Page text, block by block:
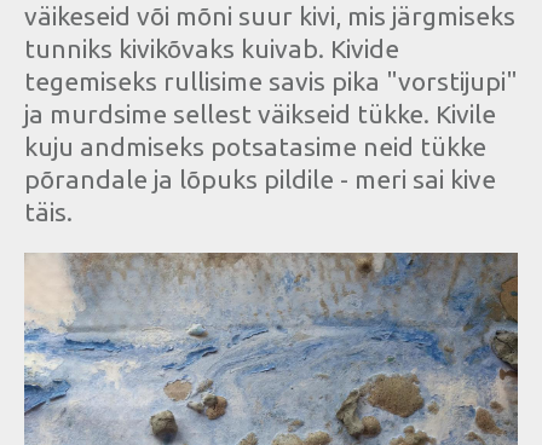
väikeseid või mõni suur kivi, mis järgmiseks
tunniks kivikõvaks kuivab. Kivide
tegemiseks rullisime savis pika "vorstijupi"
ja murdsime sellest väikseid tükke. Kivile
kuju andmiseks potsatasime neid tükke
põrandale ja lõpuks pildile - meri sai kive
täis.